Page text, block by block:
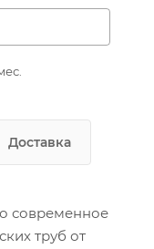
Доставка
современное
труб от